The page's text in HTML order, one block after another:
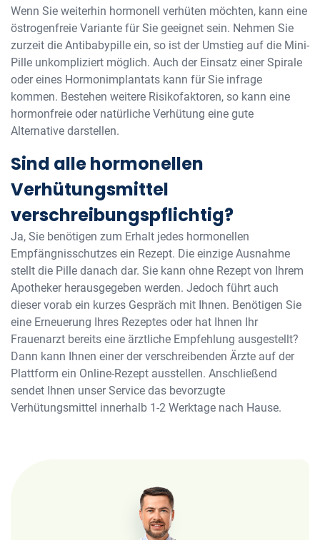
Wenn Sie weiterhin hormonell verhüten möchten, kann eine
östrogenfreie Variante für Sie geeignet sein. Nehmen Sie
zurzeit die Antibabypille ein, so ist der Umstieg auf die Mini-
Pille unkompliziert möglich. Auch der Einsatz einer Spirale
oder eines Hormonimplantats kann für Sie infrage
kommen. Bestehen weitere Risikofaktoren, so kann eine
hormonfreie oder natürliche Verhütung eine gute
Alternative darstellen.
Sind alle hormonellen
Verhütungsmittel
verschreibungspflichtig?
Ja, Sie benötigen zum Erhalt jedes hormonellen
Empfängnisschutzes ein Rezept. Die einzige Ausnahme
stellt die Pille danach dar. Sie kann ohne Rezept von Ihrem
Apotheker herausgegeben werden. Jedoch führt auch
dieser vorab ein kurzes Gespräch mit Ihnen. Benötigen Sie
eine Erneuerung Ihres Rezeptes oder hat Ihnen Ihr
Frauenarzt bereits eine ärztliche Empfehlung ausgestellt?
Dann kann Ihnen einer der verschreibenden Ärzte auf der
Plattform ein Online-Rezept ausstellen. Anschließend
sendet Ihnen unser Service das bevorzugte
Verhütungsmittel innerhalb 1-2 Werktage nach Hause.